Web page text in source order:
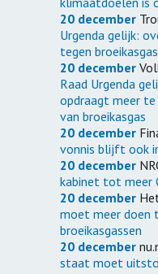
20 december
Urgenda gelijk:
tegen
20 december
Raad Urgenda
opdraagt meer
van broeikasgas
20 december
vonnis blijft ook
20 december
kabinet tot meer
20 december
moet meer
broeikasgassen
20 december
staat moet